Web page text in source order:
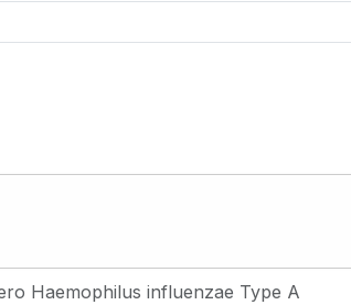
Haemophilus influenzae Type A